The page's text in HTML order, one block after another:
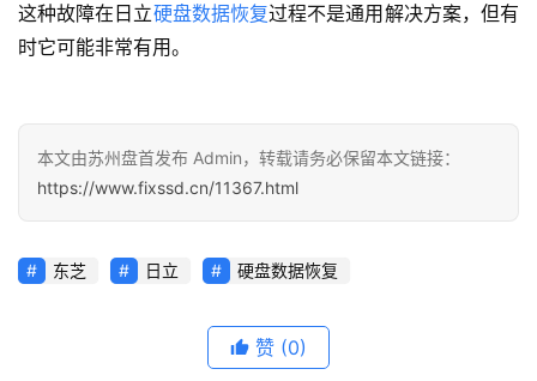
这种故障在日立硬盘数据恢复过程不是通用解决方案，但有
时它可能非常有用。
本文由苏州盘首发布 Admin，转载请务必保留本文链接：
https://www.fixssd.cn/11367.html
东芝 日立 硬盘数据恢复
赞 (0)